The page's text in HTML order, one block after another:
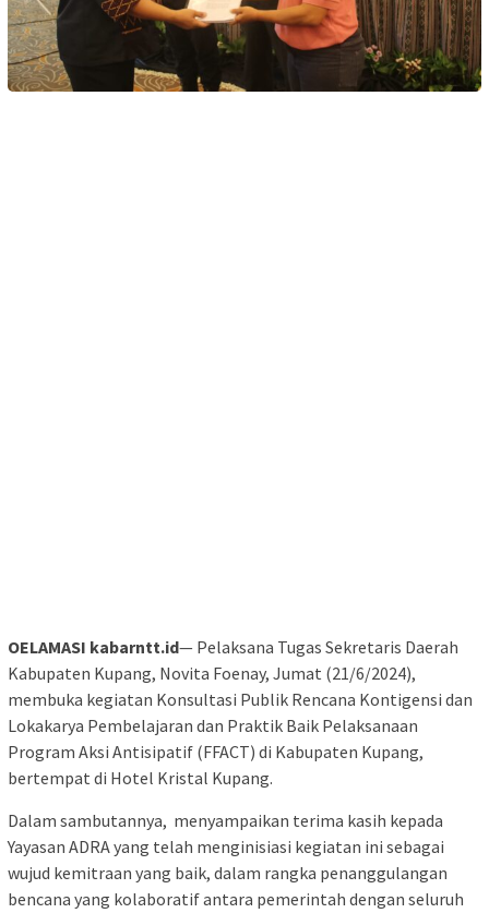
OELAMASI kabarntt.id— Pelaksana Tugas Sekretaris Daerah
Kabupaten Kupang, Novita Foenay, Jumat (21/6/2024),
membuka kegiatan Konsultasi Publik Rencana Kontigensi dan
Lokakarya Pembelajaran dan Praktik Baik Pelaksanaan
Program Aksi Antisipatif (FFACT) di Kabupaten Kupang,
bertempat di Hotel Kristal Kupang.
Dalam sambutannya, menyampaikan terima kasih kepada
Yayasan ADRA yang telah menginisiasi kegiatan ini sebagai
wujud kemitraan yang baik, dalam rangka penanggulangan
bencana yang kolaboratif antara pemerintah dengan seluruh